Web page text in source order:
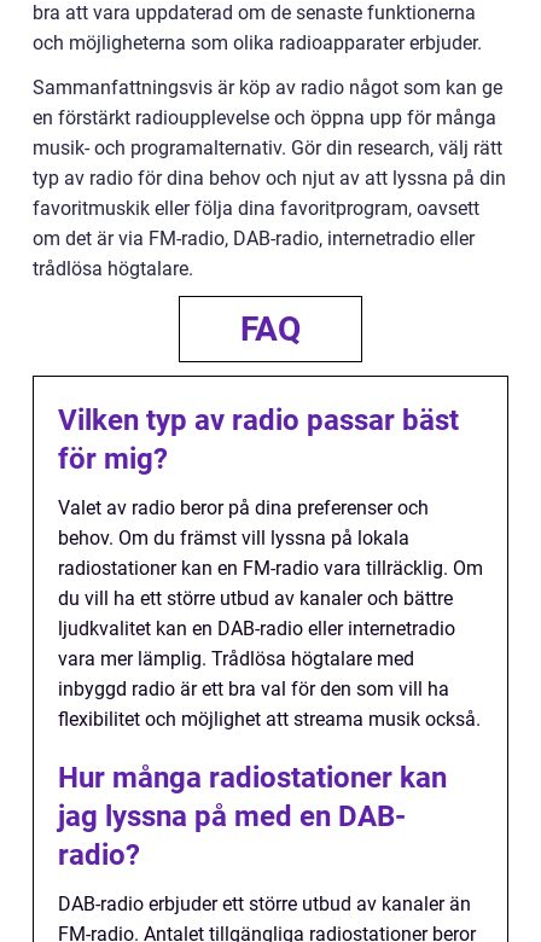
bra att vara uppdaterad om de senaste funktionerna
och möjligheterna som olika radioapparater erbjuder.
Sammanfattningsvis är köp av radio något som kan ge
en förstärkt radioupplevelse och öppna upp för många
musik- och programalternativ. Gör din research, välj rätt
typ av radio för dina behov och njut av att lyssna på din
favoritmuskik eller följa dina favoritprogram, oavsett
om det är via FM-radio, DAB-radio, internetradio eller
trådlösa högtalare.
FAQ
Vilken typ av radio passar bäst
för mig?
Valet av radio beror på dina preferenser och
behov. Om du främst vill lyssna på lokala
radiostationer kan en FM-radio vara tillräcklig. Om
du vill ha ett större utbud av kanaler och bättre
ljudkvalitet kan en DAB-radio eller internetradio
vara mer lämplig. Trådlösa högtalare med
inbyggd radio är ett bra val för den som vill ha
flexibilitet och möjlighet att streama musik också.
Hur många radiostationer kan
jag lyssna på med en DAB-
radio?
DAB-radio erbjuder ett större utbud av kanaler än
FM-radio. Antalet tillgängliga radiostationer beror